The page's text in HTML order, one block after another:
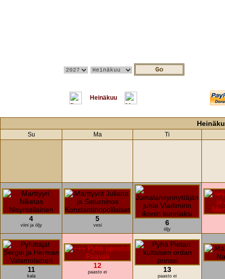
Heinäkuu
Su Ma Ti
4
viini ja öljy
5
vesi 6
öljy
11
kala
12
paasto ei 13
paasto ei